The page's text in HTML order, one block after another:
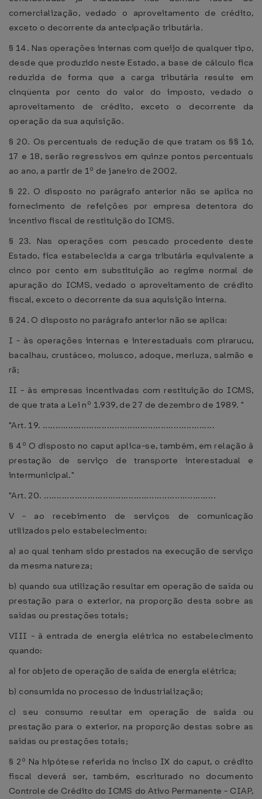
comercialização, vedado o aproveitamento de crédito,
exceto o decorrente da antecipação tributária.
§ 14. Nas operações internas com queijo de qualquer tipo,
desde que produzido neste Estado, a base de cálculo fica
reduzida de forma que a carga tributária resulte em
cinqüenta por cento do valor do imposto, vedado o
aproveitamento de crédito, exceto o decorrente da
operação da sua aquisição.
§ 20. Os percentuais de redução de que tratam os §§ 16,
17 e 18, serão regressivos em quinze pontos percentuais
ao ano, a partir de 1º de janeiro de 2002.
§ 22. O disposto no parágrafo anterior não se aplica no
fornecimento de refeições por empresa detentora do
incentivo fiscal de restituição do ICMS.
§ 23. Nas operações com pescado procedente deste
Estado, fica estabelecida a carga tributária equivalente a
cinco por cento em substituição ao regime normal de
apuração do ICMS, vedado o aproveitamento de crédito
fiscal, exceto o decorrente da sua aquisição interna.
§ 24. O disposto no parágrafo anterior não se aplica:
I - às operações internas e interestaduais com pirarucu,
bacalhau, crustáceo, molusco, adoque, merluza, salmão e
rã;
II - às empresas incentivadas com restituição do ICMS,
de que trata a Lei nº 1.939, de 27 de dezembro de 1989. "
"Art. 19. ...................................................................
§ 4º O disposto no caput aplica-se, também, em relação à
prestação de serviço de transporte interestadual e
intermunicipal."
"Art. 20. ...................................................................
V - ao recebimento de serviços de comunicação
utilizados pelo estabelecimento:
a) ao qual tenham sido prestados na execução de serviço
da mesma natureza;
b) quando sua utilização resultar em operação de saída ou
prestação para o exterior, na proporção desta sobre as
saídas ou prestações totais;
VIII - à entrada de energia elétrica no estabelecimento
quando:
a) for objeto de operação de saída de energia elétrica;
b) consumida no processo de industrialização;
c) seu consumo resultar em operação de saída ou
prestação para o exterior, na proporção destas sobre as
saídas ou prestações totais;
§ 2º Na hipótese referida no inciso IX do caput, o crédito
fiscal deverá ser, também, escriturado no documento
Controle de Crédito do ICMS do Ativo Permanente - CIAP,